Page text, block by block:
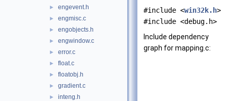
► engevent.h
► engmisc.c
► engobjects.h
► engwindow.c
► error.c
► float.c
► floatobj.h
► gradient.c
► inteng.h
#include <win32k.h>
#include <debug.h>
Include dependency
graph for mapping.c: